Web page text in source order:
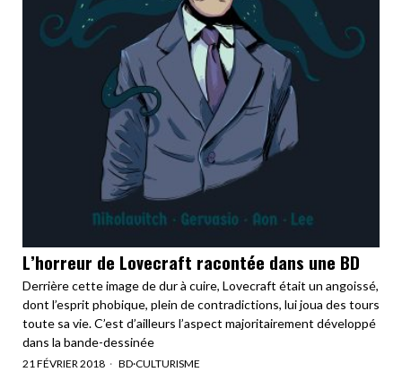
L’horreur de Lovecraft racontée dans une BD
Derrière cette image de dur à cuire, Lovecraft était un angoissé,
dont l’esprit phobique, plein de contradictions, lui joua des tours
toute sa vie. C’est d’ailleurs l’aspect majoritairement développé
dans la bande-dessinée
21 FÉVRIER 2018 BD·CULTURISME